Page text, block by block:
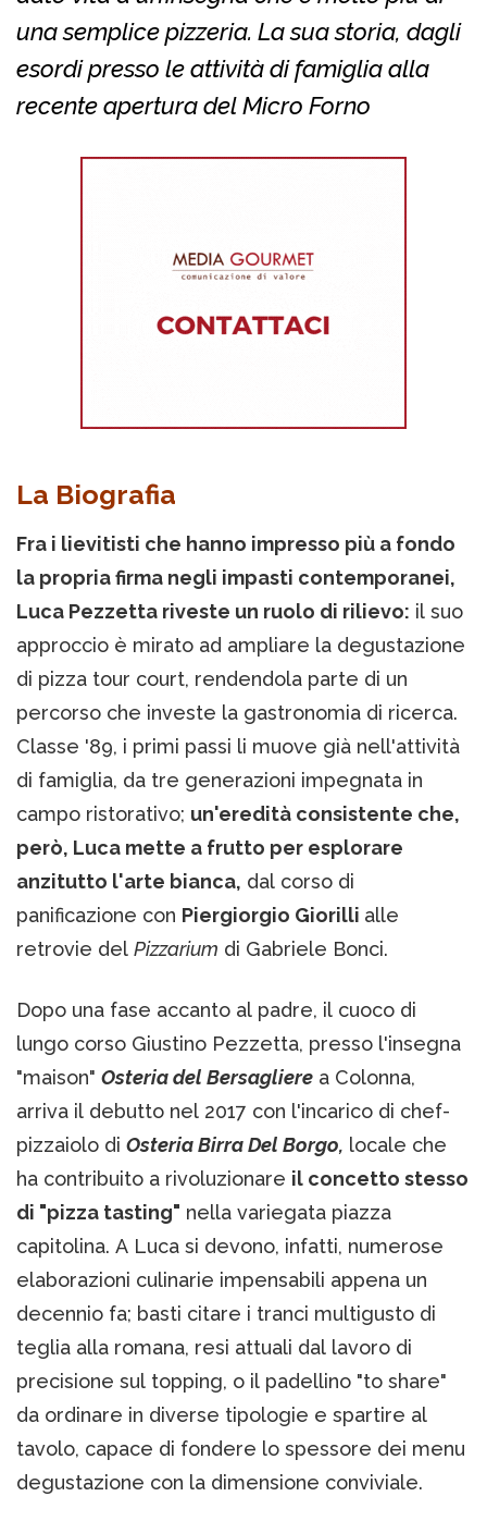
una semplice pizzeria. La sua storia, dagli
esordi presso le attività di famiglia alla
recente apertura del Micro Forno
La Biografia
Fra i lievitisti che hanno impresso più a fondo
la propria firma negli impasti contemporanei,
Luca Pezzetta riveste un ruolo di rilievo: il suo
approccio è mirato ad ampliare la degustazione
di pizza tour court, rendendola parte di un
percorso che investe la gastronomia di ricerca.
Classe '89, i primi passi li muove già nell'attività
di famiglia, da tre generazioni impegnata in
campo ristorativo; un'eredità consistente che,
però, Luca mette a frutto per esplorare
anzitutto l'arte bianca, dal corso di
panificazione con Piergiorgio Giorilli alle
retrovie del Pizzarium di Gabriele Bonci.
Dopo una fase accanto al padre, il cuoco di
lungo corso Giustino Pezzetta, presso l'insegna
"maison" Osteria del Bersagliere a Colonna,
arriva il debutto nel 2017 con l'incarico di chef-
pizzaiolo di Osteria Birra Del Borgo, locale che
ha contribuito a rivoluzionare il concetto stesso
di "pizza tasting" nella variegata piazza
capitolina. A Luca si devono, infatti, numerose
elaborazioni culinarie impensabili appena un
decennio fa; basti citare i tranci multigusto di
teglia alla romana, resi attuali dal lavoro di
precisione sul topping, o il padellino "to share"
da ordinare in diverse tipologie e spartire al
tavolo, capace di fondere lo spessore dei menu
degustazione con la dimensione conviviale.